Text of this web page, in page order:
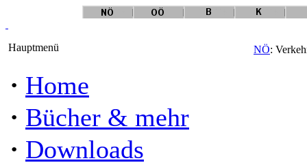
Hauptmenü
· Home
· Bücher & mehr
· Downloads
NÖ: